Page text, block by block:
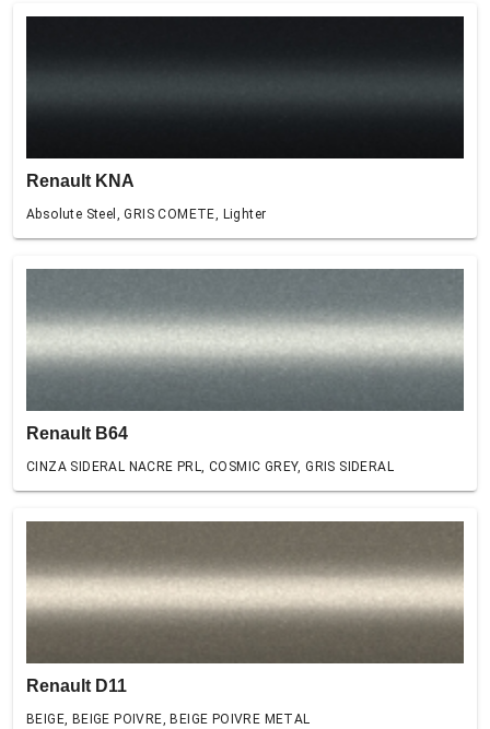
Renault KNA
Absolute Steel, GRIS COMETE, Lighter
Renault B64
CINZA SIDERAL NACRE PRL, COSMIC GREY, GRIS SIDERAL
Renault D11
BEIGE, BEIGE POIVRE, BEIGE POIVRE METAL